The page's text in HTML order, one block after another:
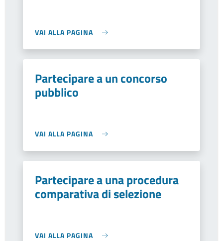
VAI ALLA PAGINA
Partecipare a un concorso
pubblico
VAI ALLA PAGINA
Partecipare a una procedura
comparativa di selezione
VAI ALLA PAGINA